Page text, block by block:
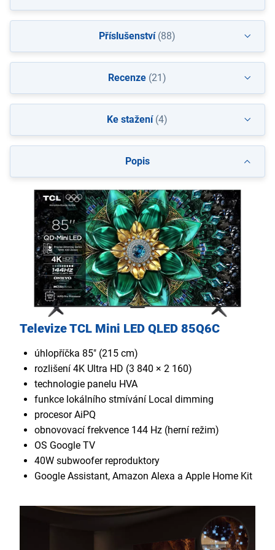
Popis
Televize TCL Mini LED QLED 85Q6C
úhlopříčka 85" (215 cm)
rozlišení 4K Ultra HD (3 840 × 2 160)
technologie panelu HVA
funkce lokálního stmívání Local dimming
procesor AiPQ
obnovovací frekvence 144 Hz (herní režim)
OS Google TV
40W subwoofer reproduktory
Google Assistant, Amazon Alexa a Apple Home Kit
Příslušenství(88)
Recenze (21)
Ke stažení(4)